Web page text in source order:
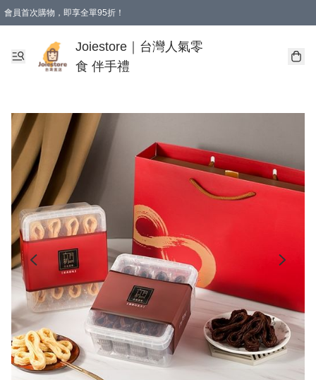
會員首次購物，即享全單95折！
購物滿 HKD 350.00即享免運費優惠！（適用於 本地送貨、本地取貨 )
Joiestore｜台灣人氣零
食 伴手禮